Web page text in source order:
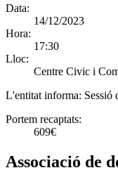
Data:
14/12/2023
Hora:
17:30
Lloc:
Centre Civic i
L'entitat informa: Sessió
Portem recaptats:
609€
Associació de